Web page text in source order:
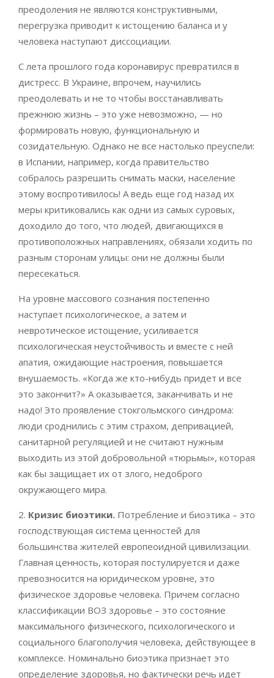
преодоления не являются конструктивными,
перегрузка приводит к истощению баланса и у
человека наступают диссоциации.
С лета прошлого года коронавирус превратился в
дистресс. В Украине, впрочем, научились
преодолевать и не то чтобы восстанавливать
прежнюю жизнь – это уже невозможно, — но
формировать новую, функциональную и
созидательную. Однако не все настолько преуспели:
в Испании, например, когда правительство
собралось разрешить снимать маски, население
этому воспротивилось! А ведь еще год назад их
меры критиковались как одни из самых суровых,
доходило до того, что людей, двигающихся в
противоположных направлениях, обязали ходить по
разным сторонам улицы: они не должны были
пересекаться.
На уровне массового сознания постепенно
наступает психологическое, а затем и
невротическое истощение, усиливается
психологическая неустойчивость и вместе с ней
апатия, ожидающие настроения, повышается
внушаемость. «Когда же кто-нибудь придет и все
это закончит?» А оказывается, заканчивать и не
надо! Это проявление стокгольмского синдрома:
люди сроднились с этим страхом, депривацией,
санитарной регуляцией и не считают нужным
выходить из этой добровольной «тюрьмы», которая
как бы защищает их от злого, недоброго
окружающего мира.
2. Кризис биоэтики. Потребление и биоэтика – это
господствующая система ценностей для
большинства жителей европеоидной цивилизации.
Главная ценность, которая постулируется и даже
превозносится на юридическом уровне, это
физическое здоровье человека. Причем согласно
классификации ВОЗ здоровье – это состояние
максимального физического, психологического и
социального благополучия человека, действующее в
комплексе. Номинально биоэтика признает это
определение здоровья, но фактически речь идет